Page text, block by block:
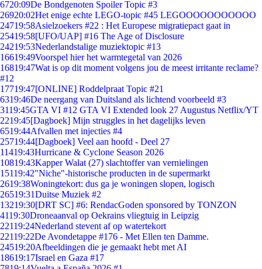
6720:09De Bondgenoten Spoiler Topic #3
26920:02Het enige echte LEGO-topic #45 LEGOOOOOOOOOOO
24719:58Asielzoekers #22 : Het Europese migratiepact gaat in
25419:58[UFO/UAP] #16 The Age of Disclosure
24219:53Nederlandstalige muziektopic #13
16619:49Voorspel hier het warmtegetal van 2026
16819:47Wat is op dit moment volgens jou de meest irritante reclame?
#12
17719:47[ONLINE] Roddelpraat Topic #21
6319:46De neergang van Duitsland als lichtend voorbeeld #3
3119:45GTA VI #12 GTA VI Extended look 27 Augustus Netflix/YT
2219:45[Dagboek] Mijn struggles in het dagelijks leven
6519:44Afvallen met injecties #4
25719:44[Dagboek] Veel aan hoofd - Deel 27
11419:43Hurricane & Cyclone Season 2026
10819:43Kapper Walat (27) slachtoffer van vernielingen
15119:42"Niche"-historische producten in de supermarkt
2619:38Woningtekort: dus ga je woningen slopen, logisch
26519:31Duitse Muziek #2
13219:30[DRT SC] #6: RendacGoden sponsored by TONZON
4119:30Droneaanval op Oekrains vliegtuig in Leipzig
22119:24Nederland stevent af op watertekort
22119:22De Avondetappe #176 - Met Ellen ten Damme.
24519:20Afbeeldingen die je gemaakt hebt met AI
18619:17Israel en Gaza #17